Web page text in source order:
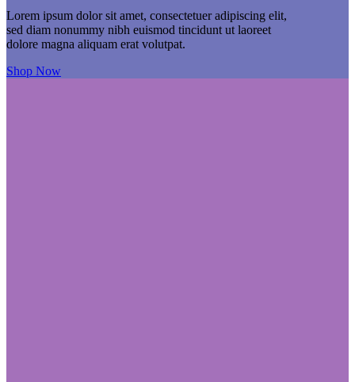
Lorem ipsum dolor sit amet, consectetuer adipiscing elit,
sed diam nonummy nibh euismod tincidunt ut laoreet
dolore magna aliquam erat volutpat.
Shop Now